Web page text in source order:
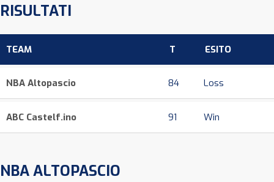
RISULTATI
TEAM T ESITO
NBA Altopascio 84 Loss
ABC Castelf.ino 91 Win
NBA ALTOPASCIO